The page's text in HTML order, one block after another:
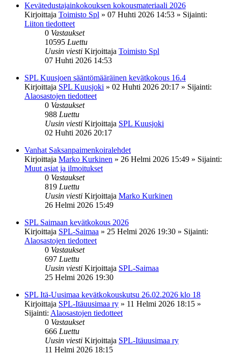
Kevätedustajainkokouksen kokousmateriaali 2026
Kirjoittaja Toimisto Spl » 07 Huhti 2026 14:53 » Sijainti:
Liiton tiedotteet
0 Vastaukset
10595 Luettu
Uusin viesti Kirjoittaja Toimisto Spl
07 Huhti 2026 14:53
SPL Kuusjoen sääntömääräinen kevätkokous 16.4
Kirjoittaja SPL Kuusjoki » 02 Huhti 2026 20:17 » Sijainti:
Alaosastojen tiedotteet
0 Vastaukset
988 Luettu
Uusin viesti Kirjoittaja SPL Kuusjoki
02 Huhti 2026 20:17
Vanhat Saksanpaimenkoiralehdet
Kirjoittaja Marko Kurkinen » 26 Helmi 2026 15:49 » Sijainti:
Muut asiat ja ilmoitukset
0 Vastaukset
819 Luettu
Uusin viesti Kirjoittaja Marko Kurkinen
26 Helmi 2026 15:49
SPL Saimaan kevätkokous 2026
Kirjoittaja SPL-Saimaa » 25 Helmi 2026 19:30 » Sijainti:
Alaosastojen tiedotteet
0 Vastaukset
697 Luettu
Uusin viesti Kirjoittaja SPL-Saimaa
25 Helmi 2026 19:30
SPL Itä-Uusimaa kevätkokouskutsu 26.02.2026 klo 18
Kirjoittaja SPL-Itäuusimaa ry » 11 Helmi 2026 18:15 »
Sijainti: Alaosastojen tiedotteet
0 Vastaukset
666 Luettu
Uusin viesti Kirjoittaja SPL-Itäuusimaa ry
11 Helmi 2026 18:15